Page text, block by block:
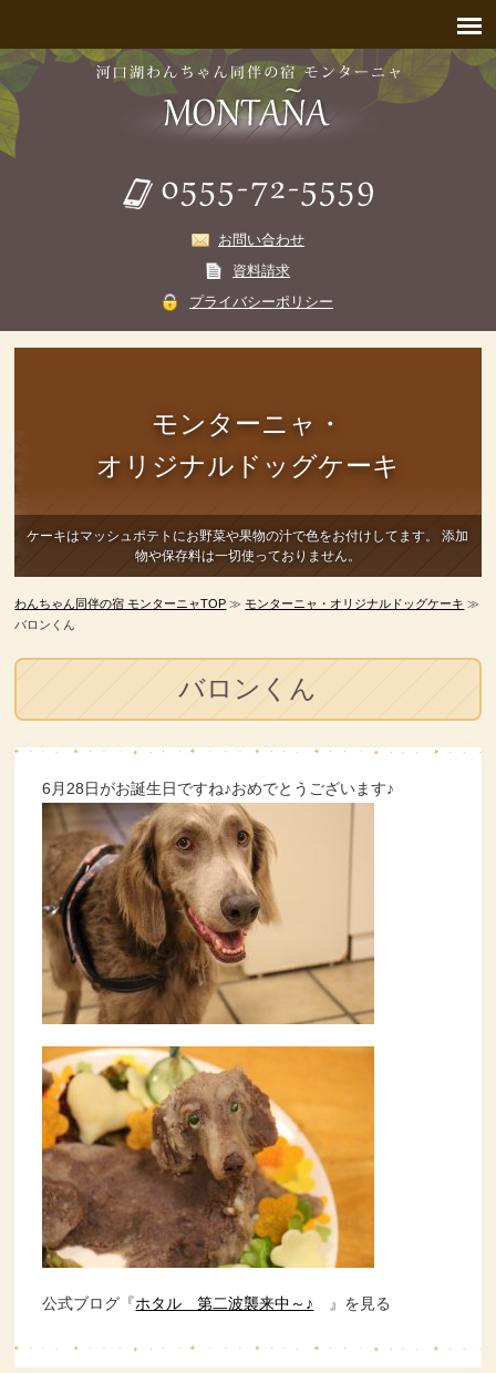
お問い合わせ
資料請求
プライバシーポリシー
モンターニャ・
オリジナルドッグケーキ
ケーキはマッシュポテトにお野菜や果物の汁で色をお付けしてます。
添加
物や保存料は一切使っておりません。
わんちゃん同伴の宿 モンターニャTOP ≫モンターニャ・オリジナルドッグケーキ ≫
バロンくん
バロンくん
6月28日がお誕生日ですね♪おめでとうございます♪
公式ブログ『ホタル 第二波襲来中～♪ 』を見る